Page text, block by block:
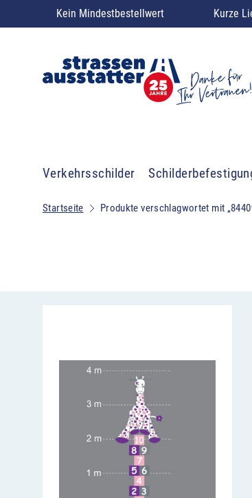
Kein Mindestbestellwert Kurze
Verkehrsschilder
Startseite Produkte verschlagwortet mit